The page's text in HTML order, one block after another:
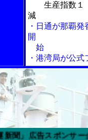
生産指数１
減
・日通が那覇
開
始
・港湾局が公
スポンサー企業